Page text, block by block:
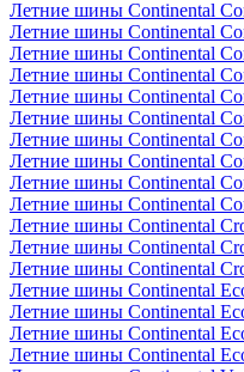
Летние шины Continental
Летние шины Continental
Летние шины Continental
Летние шины Continental
Летние шины Continental
Летние шины Continental
Летние шины Continental
Летние шины Continental
Летние шины Continental
Летние шины Continental
Летние шины Continental
Летние шины Continental
Летние шины Continental
Летние шины Continental
Летние шины Continental
Летние шины Continental
Летние шины Continental